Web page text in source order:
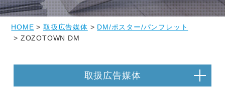
HOME >取扱広告媒体 > DM/ポスター/パンフレット
> ZOZOTOWN DM
取扱広告媒体